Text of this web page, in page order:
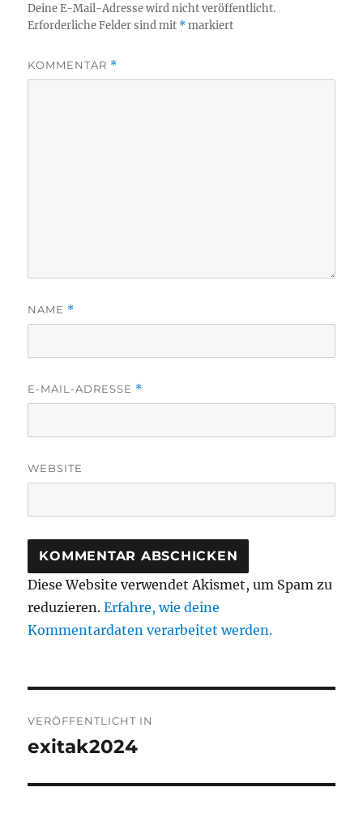
Deine E-Mail-Adresse wird nicht veröffentlicht.
Erforderliche Felder sind mit *markiert
KOMMENTAR *
NAME *
E-MAIL-ADRESSE *
WEBSITE
Diese Website verwendet Akismet, um Spam zu
reduzieren.Erfahre, wie deine
Kommentardaten verarbeitet werden.
VERÖFFENTLICHT IN
exitak2024